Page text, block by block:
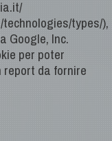
types/),
Google, Inc.
per poter
da fornire